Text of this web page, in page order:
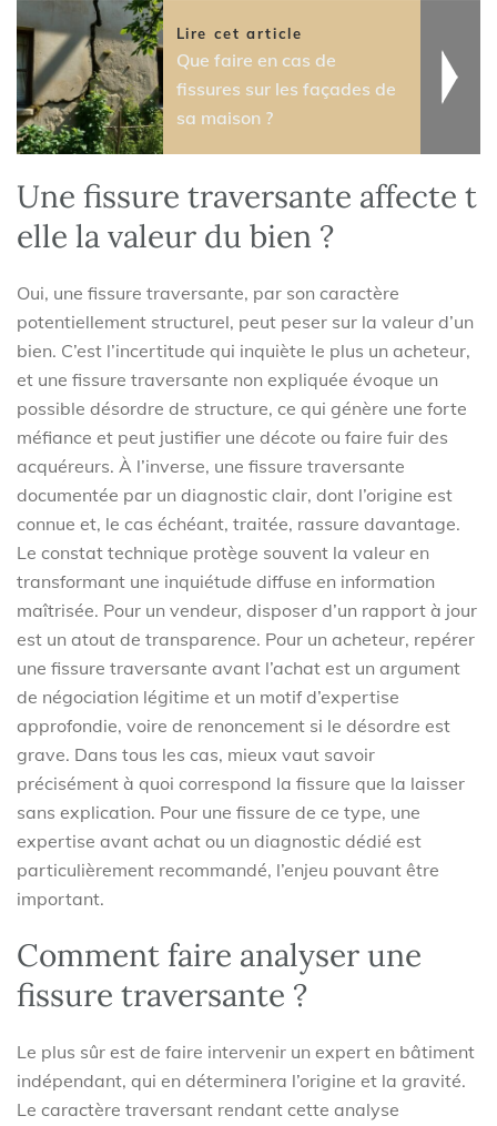
Lire cet article
Que faire en cas de
fissures sur les façades de
sa maison ?
Une fissure traversante affecte t
elle la valeur du bien ?
Oui, une fissure traversante, par son caractère
potentiellement structurel, peut peser sur la valeur d’un
bien. C’est l’incertitude qui inquiète le plus un acheteur,
et une fissure traversante non expliquée évoque un
possible désordre de structure, ce qui génère une forte
méfiance et peut justifier une décote ou faire fuir des
acquéreurs. À l’inverse, une fissure traversante
documentée par un diagnostic clair, dont l’origine est
connue et, le cas échéant, traitée, rassure davantage.
Le constat technique protège souvent la valeur en
transformant une inquiétude diffuse en information
maîtrisée. Pour un vendeur, disposer d’un rapport à jour
est un atout de transparence. Pour un acheteur, repérer
une fissure traversante avant l’achat est un argument
de négociation légitime et un motif d’expertise
approfondie, voire de renoncement si le désordre est
grave. Dans tous les cas, mieux vaut savoir
précisément à quoi correspond la fissure que la laisser
sans explication. Pour une fissure de ce type, une
expertise avant achat ou un diagnostic dédié est
particulièrement recommandé, l’enjeu pouvant être
important.
Comment faire analyser une
fissure traversante ?
Le plus sûr est de faire intervenir un expert en bâtiment
indépendant, qui en déterminera l’origine et la gravité.
Le caractère traversant rendant cette analyse